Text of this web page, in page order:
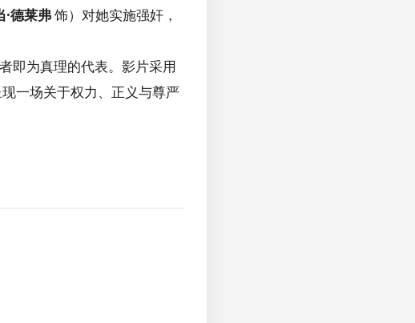
·德莱弗饰）对她实施强奸，
即为真理的代表。影片采用
一场关于权力、正义与尊严